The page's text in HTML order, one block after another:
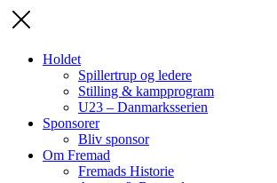
Holdet
Spillertrup og ledere
Stilling & kampprogram
U23 – Danmarksserien
Sponsorer
Bliv sponsor
Om Fremad
Fremads Historie